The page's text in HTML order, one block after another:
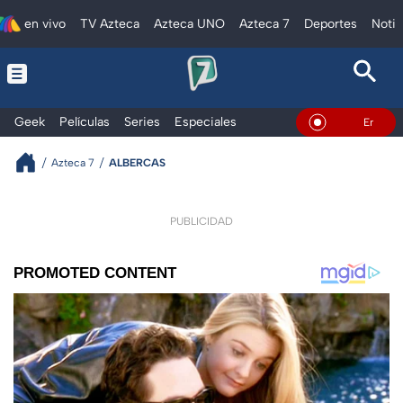
en vivo TV Azteca Azteca UNO Azteca 7 Deportes
Geek Películas Series Especiales En Vivo
Azteca 7 ALBERCAS
PUBLICIDAD